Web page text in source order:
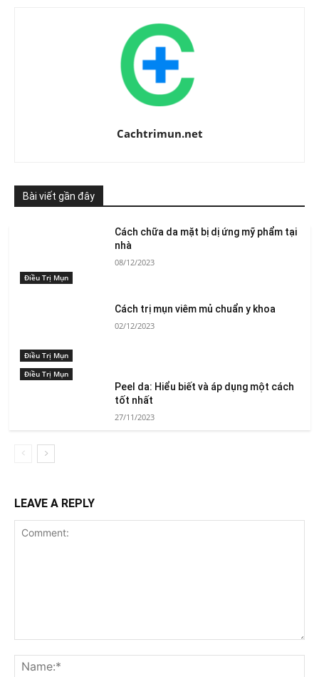
Cachtrimun.net
Bài viết gần đây
Điều Trị Mụn
Cách chữa da mặt bị dị ứng mỹ phẩm tại
nhà
08/12/2023
Điều Trị Mụn
Cách trị mụn viêm mủ chuẩn y khoa
02/12/2023
Điều Trị Mụn
Peel da: Hiểu biết và áp dụng một cách
tốt nhất
27/11/2023
LEAVE A REPLY